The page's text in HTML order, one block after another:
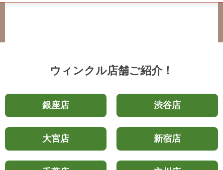
ウィンクル店舗ご紹介！
銀座店 渋谷店
大宮店 新宿店